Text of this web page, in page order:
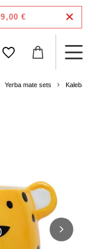
€
Yerba mate sets Kalebas